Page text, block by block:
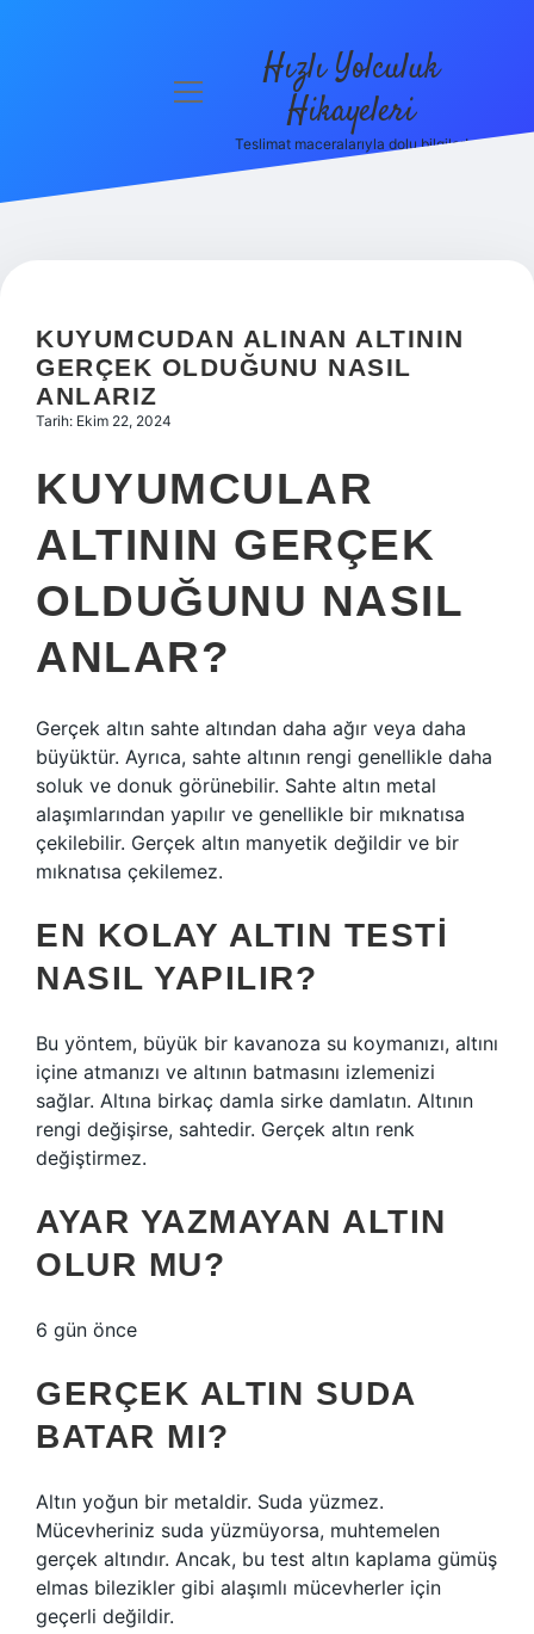
Hakkımızda
menüyü
Hızlı Yolculuk
Hikayeleri
Teslimat maceralarıyla dolu bilgiler!
KUYUMCUDAN ALINAN ALTININ
GERÇEK OLDUĞUNU NASIL
ANLARIZ
Tarih: Ekim 22, 2024
KUYUMCULAR
ALTININ GERÇEK
OLDUĞUNU NASIL
ANLAR?
Gerçek altın sahte altından daha ağır veya daha
büyüktür. Ayrıca, sahte altının rengi genellikle daha
soluk ve donuk görünebilir. Sahte altın metal
alaşımlarından yapılır ve genellikle bir mıknatısa
çekilebilir. Gerçek altın manyetik değildir ve bir
mıknatısa çekilemez.
EN KOLAY ALTIN TESTI
NASIL YAPILIR?
Bu yöntem, büyük bir kavanoza su koymanızı, altını
içine atmanızı ve altının batmasını izlemenizi
sağlar. Altına birkaç damla sirke damlatın. Altının
rengi değişirse, sahtedir. Gerçek altın renk
değiştirmez.
AYAR YAZMAYAN ALTIN
OLUR MU?
6 gün önce
GERÇEK ALTIN SUDA
BATAR MI?
Altın yoğun bir metaldir. Suda yüzmez.
Mücevheriniz suda yüzmüyorsa, muhtemelen
gerçek altındır. Ancak, bu test altın kaplama gümüş
elmas bilezikler gibi alaşımlı mücevherler için
geçerli değildir.